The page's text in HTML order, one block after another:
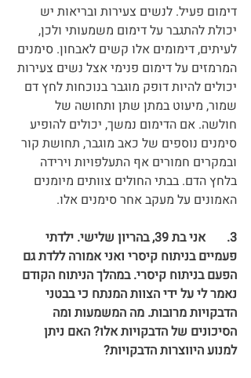
דימום פעיל. לנשים צעירות ובריאות יש
יכולת להתגבר על דימום משמעותי ולכן,
לעיתים, דימומים אלו קשים לאבחון. סימנים
המרמזים על דימום פנימי אצל נשים צעירות
יכולים להיות דופק מוגבר בנוכחות לחץ דם
שמור, מיעוט במתן שתן ותחושה של
חולשה. אם הדימום נמשך, יכולים להופיע
סימנים נוספים של כאב מוגבר, תחושת קור
ובמקרים חמורים אף התעלפויות וירידה
בלחץ הדם. בבתי החולים צוותים מיומנים
האמונים על מעקב אחר סימנים אלו.
3.	אני בת 39, בהריון שלישי. ילדתי
פעמיים בניתוח קיסרי ואני אמורה ללדת גם
הפעם בניתוח קיסרי. במהלך הניתוח הקודם
נאמר לי על ידי הצוות המנתח כי בבטני
הדבקויות מרובות. מה המשמעות ומה
הסיכונים של הדבקויות אלו? האם ניתן
למנוע היווצרות הדבקויות?